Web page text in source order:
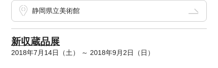
静岡県立美術館
新収蔵品展
2018年7月14日（土） ～ 2018年9月2日（日）